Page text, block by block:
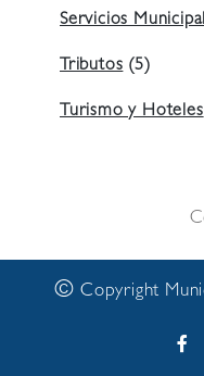
Servicios
Tributos(5)
Turismo y Hoteles
© Copyright